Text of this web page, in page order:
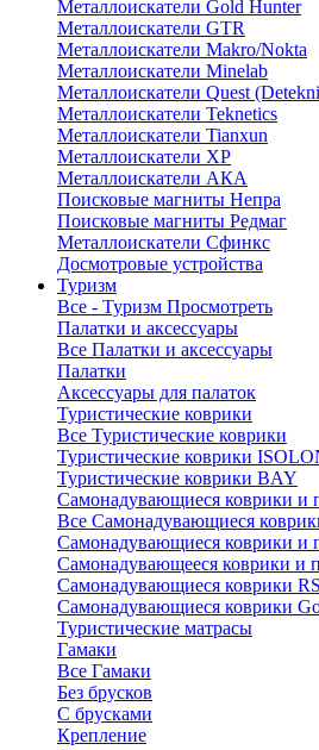
Металлоискатели Gold Hunter
Металлоискатели GTR
Металлоискатели Makro/Nokta
Металлоискатели Minelab
Металлоискатели Quest
Металлоискатели Teknetics
Металлоискатели Tianxun
Металлоискатели XP
Металлоискатели АКА
Поисковые магниты Непра
Поисковые магниты Редмаг
Металлоискатели Сфинкс
Досмотровые устройства
Туризм
Все - Туризм Просмотреть
Палатки и аксессуары
Все Палатки и аксессуары
Палатки
Аксессуары для палаток
Туристические коврики
Все Туристические коврики
Туристические коврики
Туристические коврики BAY
Самонадувающиеся коврики и
Все Самонадувающиеся
Самонадувающиеся коврики и
Самонадувающееся коврики и
Самонадувающиеся коврики
Самонадувающиеся коврики
Туристические матрасы
Гамаки
Все Гамаки
Без брусков
С брусками
Крепление